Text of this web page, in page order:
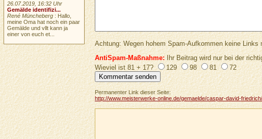
Achtung: Wegen hohem Spam-Aufkommen keine
AntiSpam-Maßnahme:Ihr Beitrag wird nur bei der
Wieviel ist 81 + 17?
129 98 81 72
Permanenter Link dieser Seite:
http://www.meisterwerke-online.de/gemaelde/caspar-david-
26.07.2019, 16:32 Uhr
Gemälde identifizi...
René Müncheberg : Hallo,
meine Oma hat noch ein paar
Gemälde und vllt kann ja
einer von euch et...